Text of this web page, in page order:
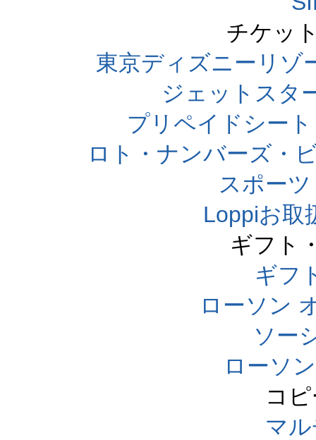
チケッ
東京ディズニーリゾ
ジェットスタ
プリペイドシー
ロト・ナンバーズ・
スポー
Loppiお取
ギフト
ギフ
ローソン
ソー
ローソ
コ
マ